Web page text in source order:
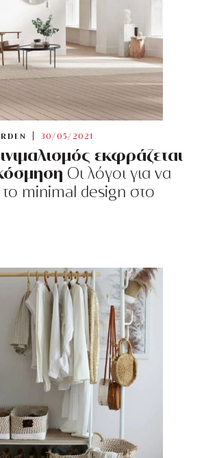
30/05/2021
εκφράζεται
Οι λόγοι για να
το minimal design στο